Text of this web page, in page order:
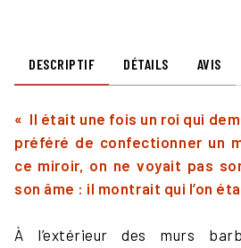
DESCRIPTIF DÉTAILS AVIS
« Il était une fois un roi qui
préféré de confectionner un
ce miroir, on ne voyait pas
son âme : il montrait qui l’on
À l’extérieur des murs